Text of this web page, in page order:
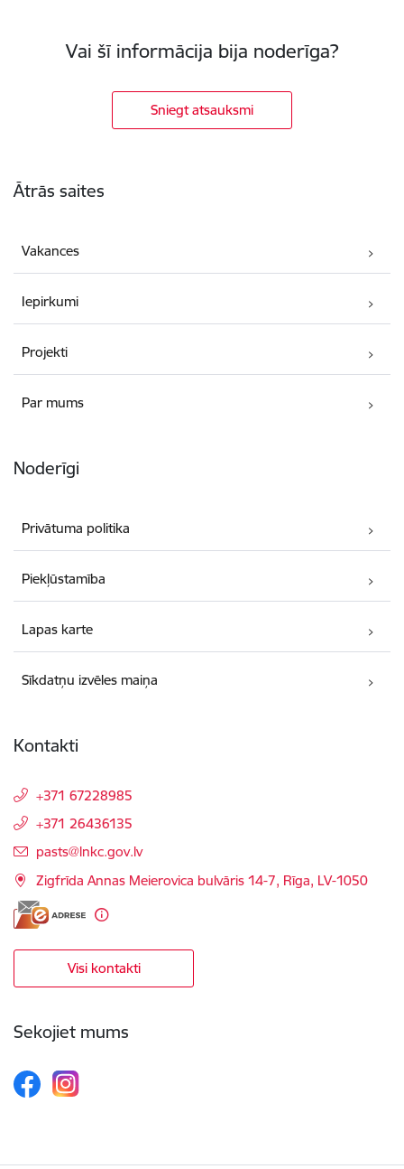
Vai šī informācija bija noderīga?
Sniegt atsauksmi
Ātrās saites
Vakances
Iepirkumi
Projekti
Par mums
Noderīgi
Privātuma politika
Piekļūstamība
Lapas karte
Sīkdatņu izvēles maiņa
Kontakti
+371 67228985
+371 26436135
E-pasts:
pasts@lnkc.gov.lv
Zigfrīda Annas Meierovica bulvāris 14-7, Rīga, LV-1050
Visi kontakti
Sekojiet mums